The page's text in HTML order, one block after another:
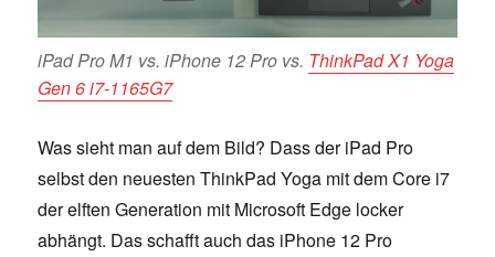
iPad Pro M1 vs. iPhone 12 Pro vs. ThinkPad X1 Yoga
Gen 6 i7-1165G7
Was sieht man auf dem Bild? Dass der iPad Pro
selbst den neuesten ThinkPad Yoga mit dem Core i7
der elften Generation mit Microsoft Edge locker
abhängt. Das schafft auch das iPhone 12 Pro